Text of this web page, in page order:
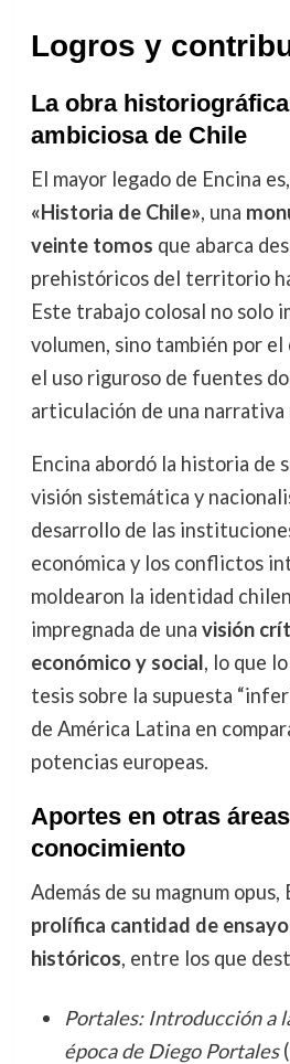
Logros y
La obra
ambiciosa de Chile
El mayor legado de Encina
«Historia de Chile», una
veinte tomos que abarca
prehistóricos del territorio
Este trabajo colosal no solo
volumen, sino también por
el uso riguroso de fuentes
articulación de una
Encina abordó la historia de
visión sistemática y
desarrollo de las
económica y los conflictos
moldearon la identidad
impregnada de una visión
económico y social, lo que
tesis sobre la supuesta
de América Latina en
potencias europeas.
Aportes en otras áreas
conocimiento
Además de su magnum
prolífica cantidad de
históricos, entre los que
Portales: Introducción a
época de Diego Portales